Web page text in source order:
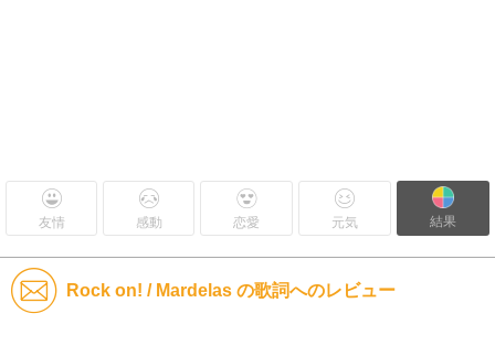
友情 感動 恋愛 元気 結果
Rock on! / Mardelas の歌詞へのレビュー